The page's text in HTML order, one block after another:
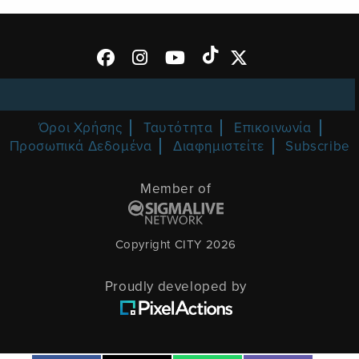
Όροι Χρήσης Ταυτότητα
Επικοινωνία
Προσωπικά Δεδομένα
Διαφημιστείτε Subscribe
Member of
Copyright CITY 2026
Proudly developed by